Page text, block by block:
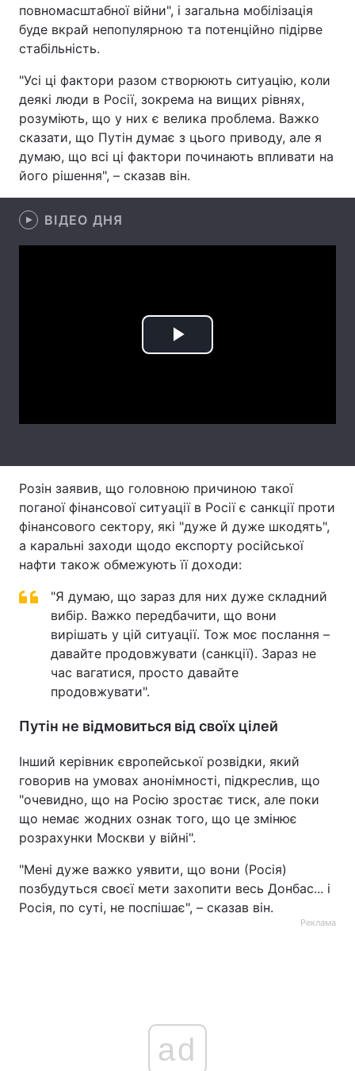
Техно і зв'язок Лайт
Зброя
Здоров'я Туризм
Цікавинки Погода
Лонгріди
Відео з Youtube
Тема оформлення
повномасштабної війни", і загальна мобілізація
буде вкрай непопулярною та потенційно підірве
стабільність.
"Усі ці фактори разом створюють ситуацію, коли
деякі люди в Росії, зокрема на вищих рівнях,
розуміють, що у них є велика проблема. Важко
сказати, що Путін думає з цього приводу, але я
думаю, що всі ці фактори починають впливати на
його рішення", – сказав він.
ВІДЕО ДНЯ
Play
Розін заявив, що головною причиною такої
поганої фінансової ситуації в Росії є санкції проти
фінансового сектору, які "дуже й дуже шкодять",
а каральні заходи щодо експорту російської
нафти також обмежують її доходи:
"Я думаю, що зараз для них дуже складний
вибір. Важко передбачити, що вони
вирішать у цій ситуації. Тож моє послання –
давайте продовжувати (санкції). Зараз не
час вагатися, просто давайте
продовжувати".
Путін не відмовиться від своїх цілей
Інший керівник європейської розвідки, який
говорив на умовах анонімності, підкреслив, що
"очевидно, що на Росію зростає тиск, але поки
що немає жодних ознак того, що це змінює
розрахунки Москви у війні".
"Мені дуже важко уявити, що вони (Росія)
позбудуться своєї мети захопити весь Донбас... і
Росія, по суті, не поспішає", – сказав він.
Реклама
ad